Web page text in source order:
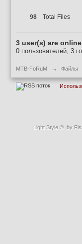
Light Style © by
98 Total Files
3 user(s) are
0 пользователей, 3
MTB-FoRuM → Файлы